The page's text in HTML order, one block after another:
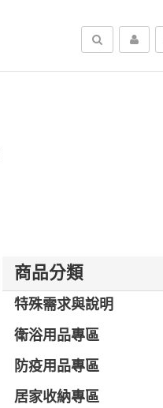
搜尋
商品分類
特殊需求與說明
衛浴用品專區
防疫用品專區
居家收納專區